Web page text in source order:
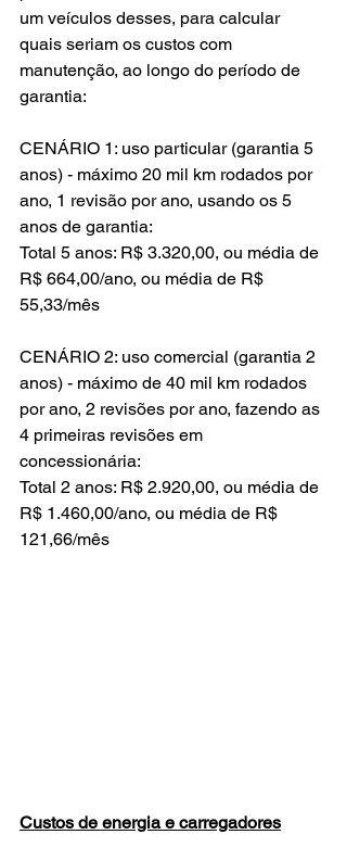
um veículos desses, para calcular
quais seriam os custos com
manutenção, ao longo do período de
garantia:
CENÁRIO 1: uso particular (garantia 5
anos) - máximo 20 mil km rodados por
ano, 1 revisão por ano, usando os 5
anos de garantia:
Total 5 anos: R$ 3.320,00, ou média de
R$ 664,00/ano, ou média de R$
55,33/mês
CENÁRIO 2: uso comercial (garantia 2
anos) - máximo de 40 mil km rodados
por ano, 2 revisões por ano, fazendo as
4 primeiras revisões em
concessionária:
Total 2 anos: R$ 2.920,00, ou média de
R$ 1.460,00/ano, ou média de R$
121,66/mês
Custos de energia e carregadores